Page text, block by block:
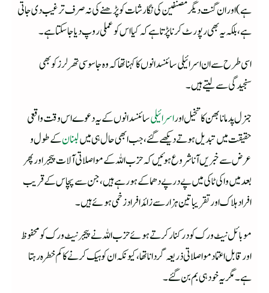
ہے) اور ان گنت دیگر مصنفین کی نگارشات کو پڑھنے کی نہ صرف ترغیب دی جاتی
ہے، بلکہ یہ بھی رپورٹ کرنا پڑتا ہے کہ کیا اس کو عملی روپ دیا جاسکتا ہے۔
اسی طرح سے ان اسرائیلی سائنسدانوں کا کہنا تھا کہ وہ جاسوسی تھرلرز کو بھی
سنجیدگی سے لیتے ہیں۔
جنرل پدمانابھن کا تخیل اوراسرائیلیسائنسدانوں کے یہ دعوے اس وقت واقعی
حقیقت میں تبدیل ہوتے دیکھے گئے، جب ابھی حال ہی میںلبنا نکے طول و
عرض سے خبریں آنا شروع ہوئیں کہ حزب اللہ کے مواصلاتی آلات پیجر اور پھر
بعد میں واکی ٹاکی میں پے در پے دھماکے ہو رہے ہیں، جن سے پچاس کے قریب
افراد ہلاک اور تقریبا تین ہزار سے زائد افراد زخمی ہوئے ہیں۔
موبائل نیٹ ورک کو درکنار کرتے ہوئے حزب اللہ نے پیجر نیٹ ورک کو محفوظ
اور قابل اعتماد مواصلاتی ذریعہ گر دانا تھا، کیونکہ ان کو ہیک کرنے کا کم خطرہ رہتا
ہے۔ مگر یہ خود ہی بم بن گئے۔